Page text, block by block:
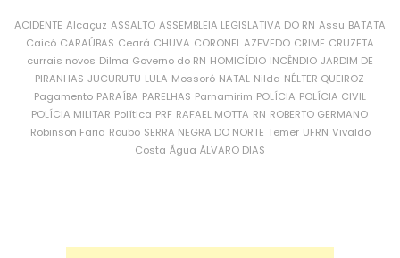
ACIDENTE Alcaçuz ASSALTO ASSEMBLEIA LEGISLATIVA DO RN Assu BATATA
Caicó CARAÚBAS Ceará CHUVA CORONEL AZEVEDO CRIME CRUZETA
currais novos Dilma Governo do RN HOMICÍDIO INCÊNDIO JARDIM DE
PIRANHAS JUCURUTU LULA Mossoró NATAL Nilda NÉLTER QUEIROZ
Pagamento PARAÍBA PARELHAS Parnamirim POLÍCIA POLÍCIA CIVIL
POLÍCIA MILITAR Política PRF RAFAEL MOTTA RN ROBERTO GERMANO
Robinson Faria Roubo SERRA NEGRA DO NORTE Temer UFRN Vivaldo
Costa Água ÁLVARO DIAS